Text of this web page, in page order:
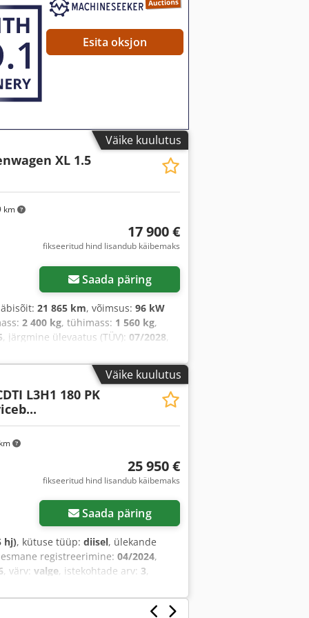
kasutatud sõiduki garantii,
pardaarvuti,
udutuled, veojõukontroll,
Esita oksjon
Väike kuulutus
km
XL 1.5
17 900 €
fikseeritud hind lisandub käibemaks
Saada päring
21 865 km, võimsus: 96 kW
2 400 kg, tühimass: 1 560 kg,
, järgmine ülevaatus (TÜV): 07/2028,
arv:1, masina/sõiduki number:
elektrooniline
kasutatud sõiduki garantii,
pardaarvuti,
udutuled, veojõukontroll,
Väike kuulutus
L3H1 180 PK
25 950 €
fikseeritud hind lisandub käibemaks
Saada päring
hj), kütuse tüüp: diisel, ülekande
registreerimine: 04/2024,
, värv: valge, istekohtade arv: 3,
(ESP), immobilisaatorisüsteem,
pardaarvuti, turvapadi,